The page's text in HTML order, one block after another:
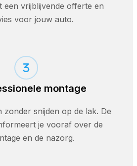
een vrijblijvende offerte en
voor jouw auto.
montage
zonder snijden op de lak. De
je vooraf over de
en de nazorg.